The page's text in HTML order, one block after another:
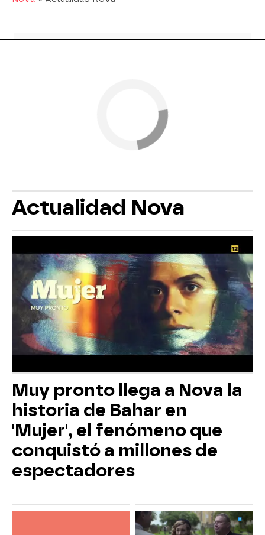
Actualidad Nova
Muy pronto llega a Nova la
historia de Bahar en
'Mujer', el fenómeno que
conquistó a millones de
espectadores